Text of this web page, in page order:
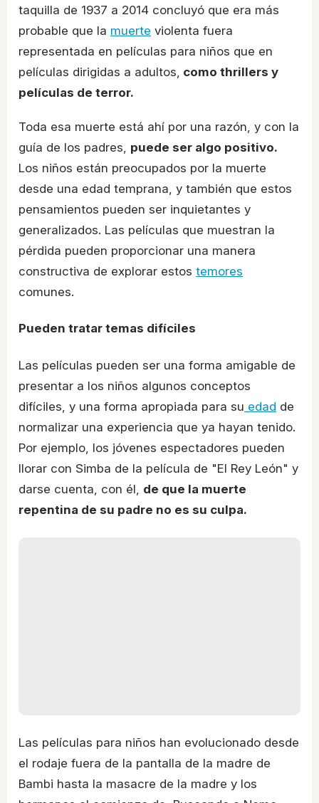
taquilla de 1937 a 2014 concluyó que era más
probable que la muerte violenta fuera
representada en películas para niños que en
películas dirigidas a adultos, como thrillers y
películas de terror.
Toda esa muerte está ahí por una razón, y con la
guía de los padres, puede ser algo positivo.
Los niños están preocupados por la muerte
desde una edad temprana, y también que estos
pensamientos pueden ser inquietantes y
generalizados. Las películas que muestran la
pérdida pueden proporcionar una manera
constructiva de explorar estos temores
comunes.
Pueden tratar temas difíciles
Las películas pueden ser una forma amigable de
presentar a los niños algunos conceptos
difíciles, y una forma apropiada para su edad de
normalizar una experiencia que ya hayan tenido.
Por ejemplo, los jóvenes espectadores pueden
llorar con Simba de la película de "El Rey León" y
darse cuenta, con él, de que la muerte
repentina de su padre no es su culpa.
Las películas para niños han evolucionado desde
el rodaje fuera de la pantalla de la madre de
Bambi hasta la masacre de la madre y los